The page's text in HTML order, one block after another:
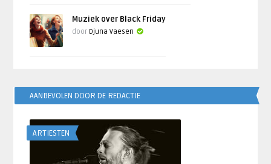
Muziek over Black Friday
door Djuna Vaesen
AANBEVOLEN DOOR DE REDACTIE
ARTIESTEN